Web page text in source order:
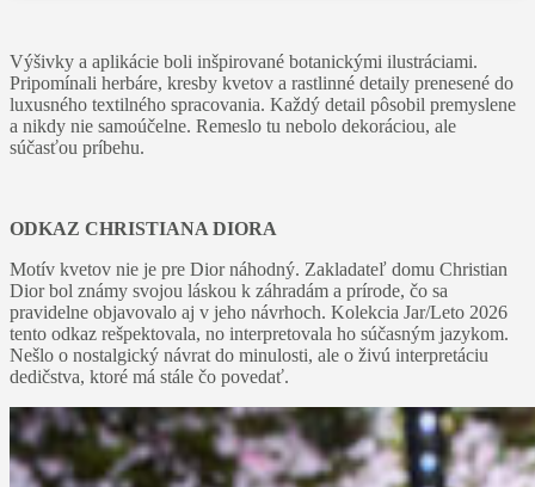
Výšivky a aplikácie boli inšpirované botanickými ilustráciami.
Pripomínali herbáre, kresby kvetov a rastlinné detaily prenesené do
luxusného textilného spracovania. Každý detail pôsobil premyslene
a nikdy nie samoúčelne. Remeslo tu nebolo dekoráciou, ale
súčasťou príbehu.
ODKAZ CHRISTIANA DIORA
Motív kvetov nie je pre Dior náhodný. Zakladateľ domu Christian
Dior bol známy svojou láskou k záhradám a prírode, čo sa
pravidelne objavovalo aj v jeho návrhoch. Kolekcia Jar/Leto 2026
tento odkaz rešpektovala, no interpretovala ho súčasným jazykom.
Nešlo o nostalgický návrat do minulosti, ale o živú interpretáciu
dedičstva, ktoré má stále čo povedať.